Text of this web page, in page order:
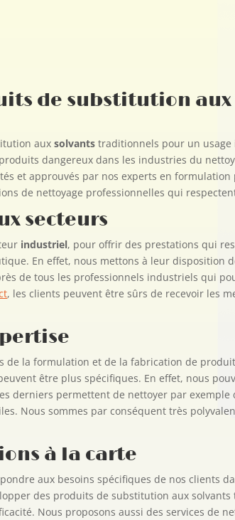
de substitution aux
auxsolvants traditionnels pour un
dangereux dans les industries du
et approuvés par nos experts en
de nettoyage professionnelles qui
secteurs
industriel, pour offrir des prestations qui
En effet, nous mettons à leur disposition
de tous les professionnels industriels qui
, les clients peuvent être sûrs de recevoir les
de la formulation et de la fabrication de
être plus spécifiques. En effet, nous
derniers permettent de nettoyer par exemple
Nous sommes par conséquent très
à la carte
aux besoins spécifiques de nos clients
des produits de substitution aux solvants
Nous proposons aussi des services de